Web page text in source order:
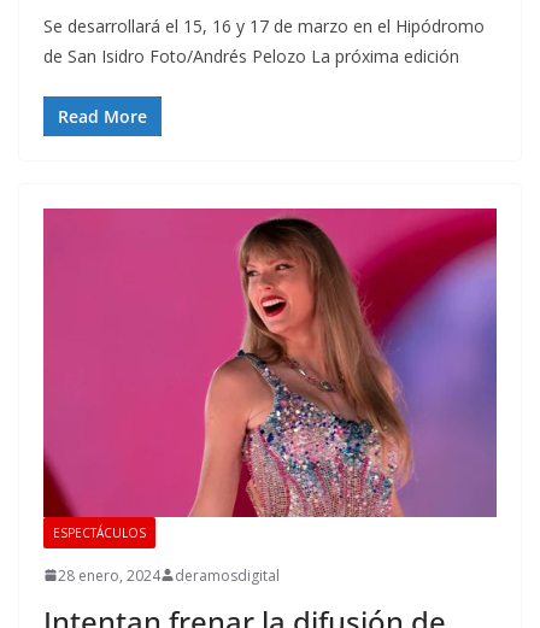
Se desarrollará el 15, 16 y 17 de marzo en el Hipódromo
de San Isidro Foto/Andrés Pelozo La próxima edición
Read More
ESPECTÁCULOS
28 enero, 2024 deramosdigital